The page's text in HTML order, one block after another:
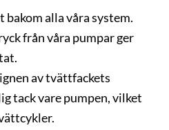
alla våra system.
från våra pumpar ger
av tvättfackets
tack vare pumpen, vilket